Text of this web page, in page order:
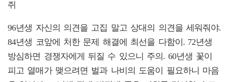
쥐
96년생 자신의 의견을 고집 말고 상대의 의견을 세워줘야.
84년생 코앞에 처한 문제 해결에 최선을 다함이. 72년생
방심하면 경쟁자에게 뒤질 수 있으니 주의. 60년생 꽃이
피고 열매가 맺으려면 벌과 나비의 도움이 필요하니 마음